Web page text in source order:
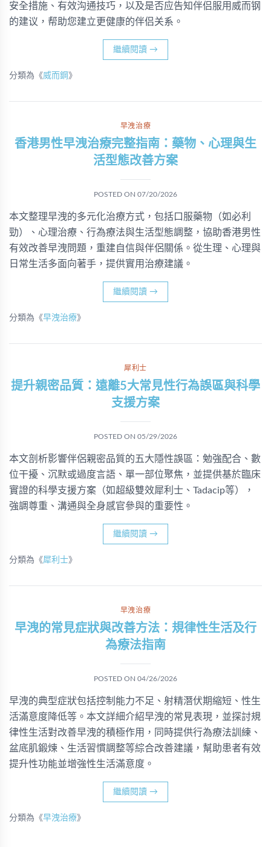
安全措施、有效沟通技巧，以及是否应告知伴侣服用威而钢
的建议，帮助您建立更健康的伴侣关系。
繼續閱讀 →
分類為《威而鋼 》
早洩治療
香港男性早洩治療完整指南：藥物、心理與生
活型態改善方案
POSTED ON 07/20/2026
本文整理早洩的多元化治療方式，包括口服藥物（如必利
勁）、心理治療、行為療法與生活型態調整，協助香港男性
有效改善早洩問題，重建自信與伴侶關係。從生理、心理與
日常生活多面向著手，提供實用治療建議。
繼續閱讀 →
分類為《早洩治療》
犀利士
提升親密品質：遠離5大常見性行為誤區與科學
支援方案
POSTED ON 05/29/2026
本文剖析影響伴侶親密品質的五大隱性誤區：勉強配合、數
位干擾、沉默或過度言語、單一部位聚焦，並提供基於臨床
實證的科學支援方案（如超級雙效犀利士、Tadacip等），
強調尊重、溝通與全身感官參與的重要性。
繼續閱讀 →
分類為《犀利士》
早洩治療
早洩的常見症狀與改善方法：規律性生活及行
為療法指南
POSTED ON 04/26/2026
早洩的典型症狀包括控制能力不足、射精潛伏期縮短、性生
活滿意度降低等。本文詳細介紹早洩的常見表現，並探討規
律性生活對改善早洩的積極作用，同時提供行為療法訓練、
盆底肌鍛煉、生活習慣調整等綜合改善建議，幫助患者有效
提升性功能並增強性生活滿意度。
繼續閱讀 →
分類為《早洩治療》